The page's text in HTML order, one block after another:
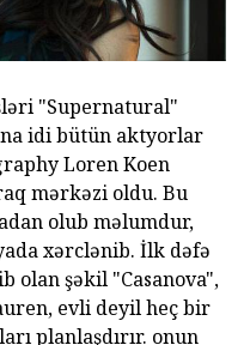
"Supernatural"
idi bütün aktyorlar
Loren Koen
mərkəzi oldu. Bu
olub məlumdur,
xərclənib. İlk dəfə
olan şəkil "Casanova",
evli deyil heç bir
planlaşdırır. onun